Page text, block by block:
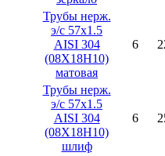
Трубы нерж.
э/с 57х1.5
AISI 304
(08X18H10)
матовая
6
Трубы нерж.
э/с 57х1.5
AISI 304
(08X18H10)
шлиф
6